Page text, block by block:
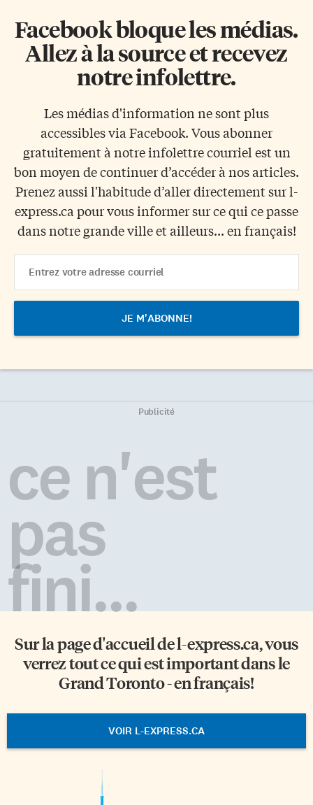
Facebook bloque les médias.
Allez à la source et recevez
notre infolettre.
Les médias d'information ne sont plus
accessibles via Facebook. Vous abonner
gratuitement à notre infolettre courriel est un
bon moyen de continuer d’accéder à nos articles.
Prenez aussi l'habitude d’aller directement sur l-
express.ca pour vous informer sur ce qui ce passe
dans notre grande ville et ailleurs... en français!
Address
Publicité
ce n'est
pas
fini...
Sur la page d'accueil del-express.ca, vous
verrez tout ce qui est important dans le
Grand Toronto - en français!
VOIR L-EXPRESS.CA